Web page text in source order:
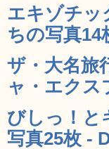
エキゾチッ
ちの写真14
ザ・大名旅
ャ・エクス
びしっ！と
写真25枚 -